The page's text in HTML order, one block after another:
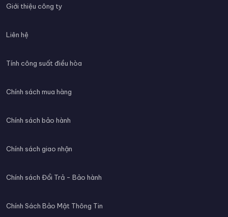
Giới thiệu công ty
Liên hệ
Tính công suất điều hòa
Chính sách mua hàng
Chính sách bảo hành
Chính sách giao nhận
Chính sách Đổi Trả - Bảo hành
Chính Sách Bảo Mật Thông Tin